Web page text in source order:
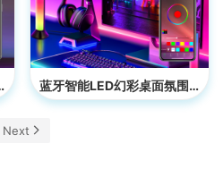
灯方案 蓝牙智能LED幻彩桌面氛围灯方案
Next